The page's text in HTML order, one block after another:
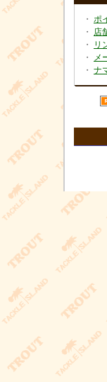
・ ポ
・ 店
・
リ
・
メ
・ ナ